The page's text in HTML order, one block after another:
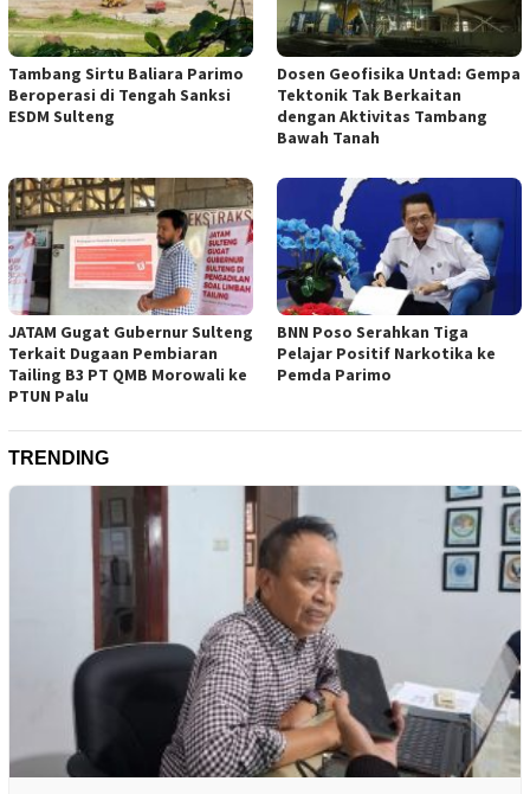
Tambang Sirtu Baliara Parimo
Beroperasi di Tengah Sanksi
ESDM Sulteng
Dosen Geofisika Untad: Gempa
Tektonik Tak Berkaitan
dengan Aktivitas Tambang
Bawah Tanah
JATAM Gugat Gubernur Sulteng
Terkait Dugaan Pembiaran
Tailing B3 PT QMB Morowali ke
PTUN Palu
BNN Poso Serahkan Tiga
Pelajar Positif Narkotika ke
Pemda Parimo
TRENDING